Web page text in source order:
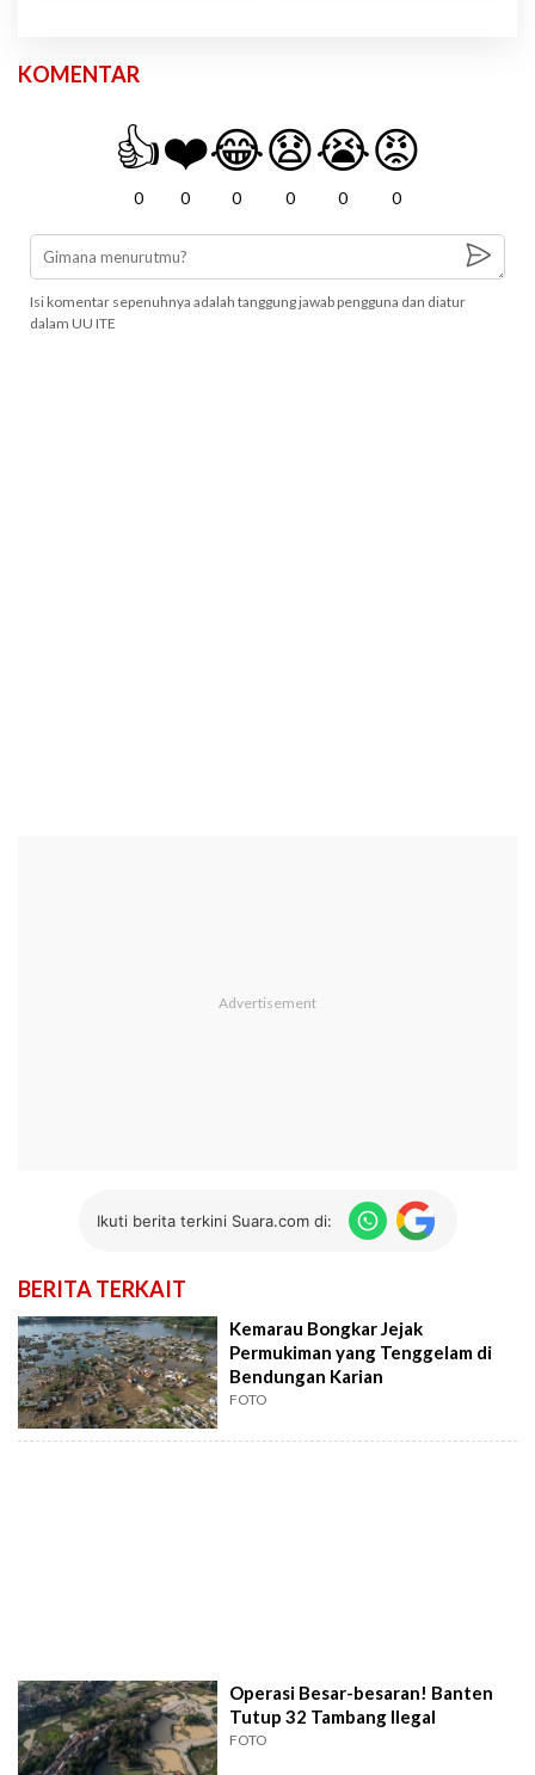
KOMENTAR
👍
0
❤️
0
😂
0
😧
0
😭
0
😡
0
Isi komentar sepenuhnya adalah tanggung jawab pengguna dan diatur
dalam UU ITE
Ikuti berita terkini Suara.com di:
BERITA TERKAIT
Kemarau Bongkar Jejak
Permukiman yang Tenggelam di
Bendungan Karian
FOTO
Operasi Besar-besaran! Banten
Tutup 32 Tambang Ilegal
FOTO